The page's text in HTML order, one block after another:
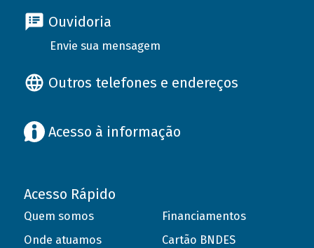
Ouvidoria
Envie sua mensagem
Outros telefones e endereços
Acesso à informação
Acesso Rápido
Quem somos
Onde atuamos
Financiamentos
Cartão BNDES